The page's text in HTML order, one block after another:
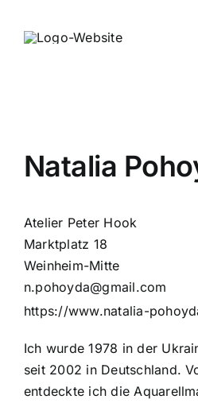
Inhalt
Natalia
Atelier Peter Hook
Marktplatz 18
Weinheim-Mitte
n.pohoyda@gmail.com
https://www.natalia-
Ich wurde 1978 in der
seit 2002 in Deutschland.
entdeckte ich die